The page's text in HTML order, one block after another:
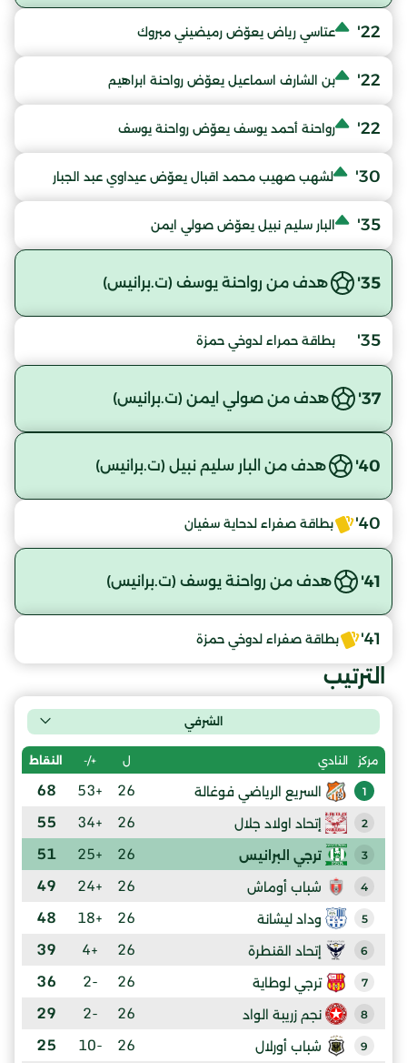
22' عتاسي رياض يعوّض رميضيني مبروك
22' بن الشارف اسماعيل يعوّض رواحنة ابراهيم
22' رواحنة أحمد يوسف يعوّض رواحنة يوسف
30' لشهب صهيب محمد اقبال يعوّض عيداوي عبد الجبار
35' البار سليم نبيل يعوّض صولي ايمن
35' هدف من رواحنة يوسف (ت.برانيس)
35' بطاقة حمراء لدوخي حمزة
37' هدف من صولي ايمن (ت.برانيس)
40' هدف من البار سليم نبيل (ت.برانيس)
40' بطاقة صفراء لدحاية سفيان
41' هدف من رواحنة يوسف (ت.برانيس)
41' بطاقة صفراء لدوخي حمزة
الترتيب
الشرفي
مركز النادي ل +/- النقاط
1 السريع الرياضي فوغالة 26
+53
68
2 إتحاد اولاد جلال 26
+34
55
3 ترجي البرانيس 26
+25
51
4 شباب أوماش 26
+24
49
5 وداد ليشانة 26
+18
48
6 إتحاد القنطرة 26
+4
39
7 ترجي لوطاية 26
-2
36
8 نجم زريبة الواد 26
-2
29
9 شباب أورلال 26
-10
25